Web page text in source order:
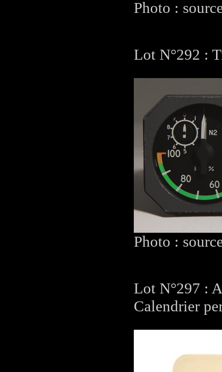
Photo :
Lot N°292 :
Photo :
Lot N°297 :
Calendrier